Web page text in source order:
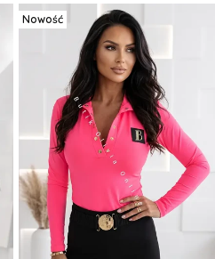
Nowość